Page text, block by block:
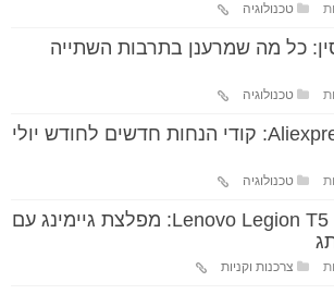
טכנולוגיה
כל מה שמרענן בתרבות השתייה
טכנולוגיה
Aliexpress Coupon Sale: קודי הנחות חדשים לחודש יולי
טכנולוגיה
Lenovo Legion T5 30AGB10 Tower: מפלצת גיימינג עם
צרכנות וקניות